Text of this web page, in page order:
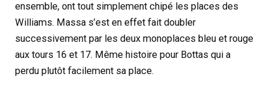
ensemble, ont tout simplement chipé les places des
Williams. Massa s’est en effet fait doubler
successivement par les deux monoplaces bleu et rouge
aux tours 16 et 17. Même histoire pour Bottas qui a
perdu plutôt facilement sa place.